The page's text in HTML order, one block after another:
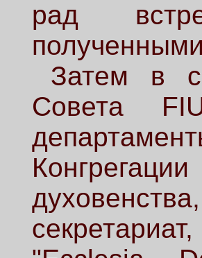
рад
Затем в
Совета